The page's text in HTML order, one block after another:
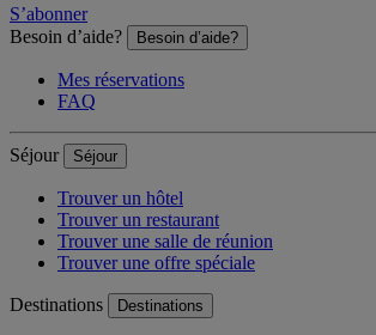
S’abonner
Besoin d’aide?
Besoin d’aide?
Mes réservations
FAQ
Séjour Séjour
Trouver un hôtel
Trouver un restaurant
Trouver une salle de réunion
Trouver une offre spéciale
Destinations Destinations